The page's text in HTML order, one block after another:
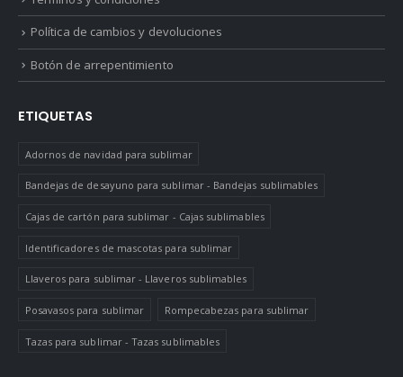
Política de cambios y devoluciones
Botón de arrepentimiento
ETIQUETAS
Adornos de navidad para sublimar
Bandejas de desayuno para sublimar - Bandejas sublimables
Cajas de cartón para sublimar - Cajas sublimables
Identificadores de mascotas para sublimar
Llaveros para sublimar - Llaveros sublimables
Posavasos para sublimar Rompecabezas para sublimar
Tazas para sublimar - Tazas sublimables